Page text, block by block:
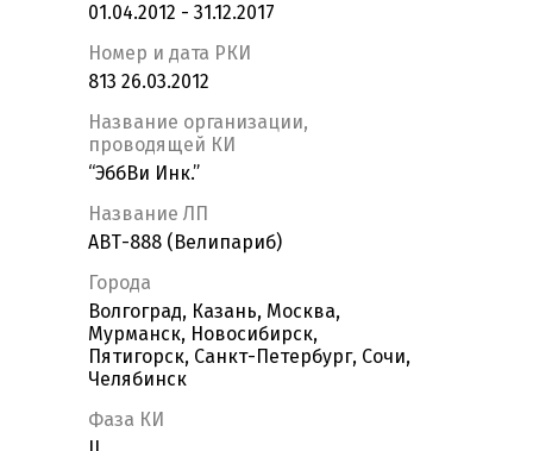
01.04.2012 - 31.12.2017
Номер и дата РКИ
813 26.03.2012
Название организации,
проводящей КИ
“ЭббВи Инк.”
Название ЛП
АВТ-888 (Велипариб)
Города
Волгоград, Казань, Москва,
Мурманск, Новосибирск,
Пятигорск, Санкт-Петербург, Сочи,
Челябинск
Фаза КИ